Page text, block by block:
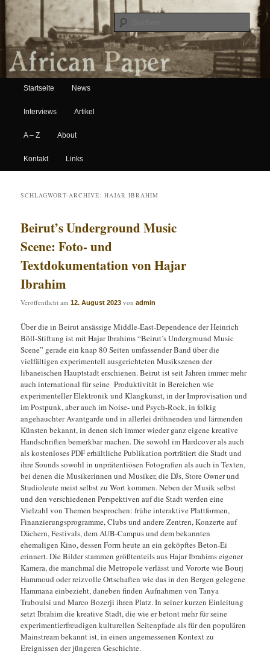
African Paper
Hauptmenü
Zum Inhalt wechseln
Zum sekundären Inhalt wechseln
Startseite News
Interviews Artikel
A – Z About
Kontakt Links
SCHLAGWORT-ARCHIVE:HAJAR IBRAHIM
Beirut’s Underground Music
Scene: Foto- und
Textdokumentation von Hajar
Ibrahim
Veröffentlicht am12. August 2023 vonadmin
Über die in Beirut ansässige Middle-East-Dependence der Heinrich
Böll-Stiftung ist mit Hajar Ibrahims “Beirut’s Underground Music
Scene” gerade ein knap 80 Seiten umfassender Band über die
vielfältigen experimentell ausgerichteten Musikszenen der
libaneischen Hauptstadt erschienen. Beirut ist seit Jahren immer mehr
auch international für seine Produktivität in Bereichen wie
experimenteller Elektronik und Klangkunst, in der Improvisation und
im Postpunk, aber auch im Noise- und Psych-Rock, in folkig
angehauchter Avantgarde und in allerlei dröhnenden und lärmenden
Künsten bekannt, in denen sich immer wieder ganz eigene kreative
Handschriften bemerkbar machen. Die sowohl im Hardcover als auch
als kostenloses PDF erhältliche Publikation porträtiert die Stadt und
ihre Sounds sowohl in unprätentiösen Fotografien als auch in Texten,
bei denen die Musikerinnen und Musiker, die DJs, Store Owner und
Studioleute meist selbst zu Wort kommen. Neben der Musik selbst
und den verschiedenen Perspektiven auf die Stadt werden eine
Vielzahl von Themen besprochen: frühe interaktive Plattformen,
Finanzierungsprogramme, Clubs und andere Zentren, Konzerte auf
Dächern, Festivals, dem AUB-Campus und dem bekannten
ehemaligen Kino, dessen Form heute an ein geköpftes Beton-Ei
erinnert. Die Bilder stammen größtenteils aus Hajar Ibrahims eigener
Kamera, die manchmal die Metropole verlässt und Vororte wie Bourj
Hammoud oder reizvolle Ortschaften wie das in den Bergen gelegene
Hammana einbezieht, daneben finden Aufnahmen von Tanya
Traboulsi und Marco Bozerji ihren Platz. In seiner kurzen Einleitung
setzt Ibrahim die kreative Stadt, die wie er betont mehr für seine
experimentierfreudigen kulturellen Seitenpfade als für den populären
Mainstream bekannt ist, in einen angemessenen Kontext zu
Ereignissen der jüngeren Geschichte.